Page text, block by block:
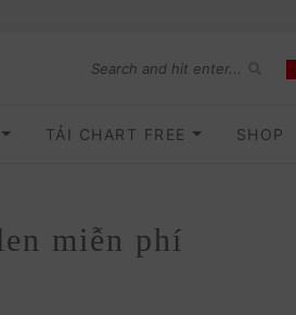
TẢI CHART FREE SHOP
miễn phí